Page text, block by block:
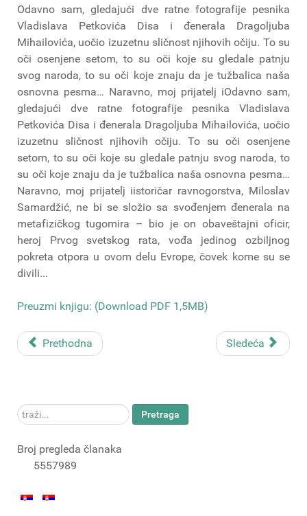
Odavno sam, gledajući dve ratne fotografije pesnika
Vladislava Petkovića Disa i đenerala Dragoljuba
Mihailovića, uočio izuzetnu sličnost njihovih očiju. To su
oči osenjene setom, to su oči koje su gledale patnju
svog naroda, to su oči koje znaju da je tužbalica naša
osnovna pesma… Naravno, moj prijatelj iOdavno sam,
gledajući dve ratne fotografije pesnika Vladislava
Petkovića Disa i đenerala Dragoljuba Mihailovića, uočio
izuzetnu sličnost njihovih očiju. To su oči osenjene
setom, to su oči koje su gledale patnju svog naroda, to
su oči koje znaju da je tužbalica naša osnovna pesma…
Naravno, moj prijatelj iistoričar ravnogorstva, Miloslav
Samardžić, ne bi se složio sa svođenjem đenerala na
metafizičkog tugomira – bio je on obaveštajni oficir,
heroj Prvog svetskog rata, vođa jedinog ozbiljnog
pokreta otpora u ovom delu Evrope, čovek kome su se
divili...
Preuzmi knjigu: (Download PDF 1,5MB)
Prethodna Sledeća
traži... Pretraga
Broj pregleda članaka
5557989